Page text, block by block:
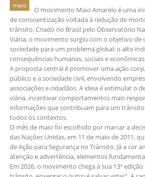
maio
O movimento Maio Amarelo é uma
de conscientização voltada à redução de
trânsito. Criado no Brasil pelo Observatório
Viária, o movimento surgiu com o objetivo de
sociedade para um problema global: o alto
consequências humanas, sociais e
A proposta central é promover uma ação
público e a sociedade civil, envolvendo
associações e cidadãos. A ideia é estimular o
viária, incentivar comportamentos mais
informações que contribuam para um
todos os contextos.
O mês de maio foi escolhido por marcar a
das Nações Unidas, em 11 de maio de 2011,
de Ação para Segurança no Trânsito. Já a cor
atenção e advertência, elementos
Em 2026, o movimento chega à sua 13ª